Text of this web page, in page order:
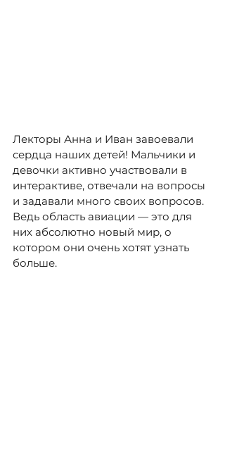
Лекторы Анна и Иван завоевали
сердца наших детей! Мальчики и
девочки активно участвовали в
интерактиве, отвечали на вопросы
и задавали много своих вопросов.
Ведь область авиации — это для
них абсолютно новый мир, о
котором они очень хотят узнать
больше.